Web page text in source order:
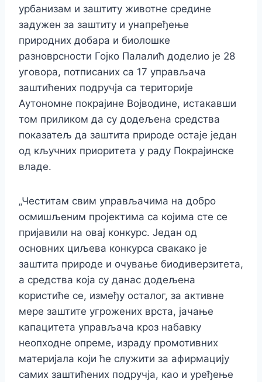
урбанизам и заштиту животне средине
задужен за заштиту и унапређење
природних добара и биолошке
разноврсности Гојко Палалић доделио је 28
уговора, потписаних са 17 управљача
заштићених подручја са територије
Аутономне покрајине Војводине, истакавши
том приликом да су додељена средства
показатељ да заштита природе остаје један
од кључних приоритета у раду Покрајинске
владе.
„Честитам свим управљачима на добро
осмишљеним пројектима са којима сте се
пријавили на овај конкурс. Један од
основних циљева конкурса свакако је
заштита природе и очување биодиверзитета,
а средства која су данас додељена
користиће се, између осталог, за активне
мере заштите угрожених врста, јачање
капацитета управљача кроз набавку
неопходне опреме, израду промотивних
материјала кojи ће служити за афирмацију
самих заштићених подручја, као и уређење